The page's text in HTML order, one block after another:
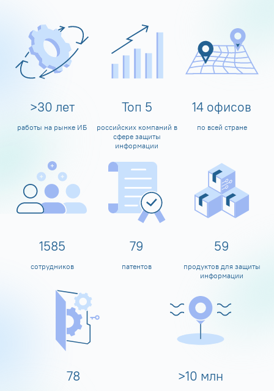
>30 лет
работы на рынке ИБ
Топ 5
российских компаний в
сфере защиты
информации
14 офисов
по всей стране
1600
сотрудников
80
патентов
60
продуктов для защиты
информации
80 >10 млн